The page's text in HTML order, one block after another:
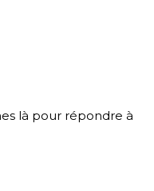
là pour répondre à